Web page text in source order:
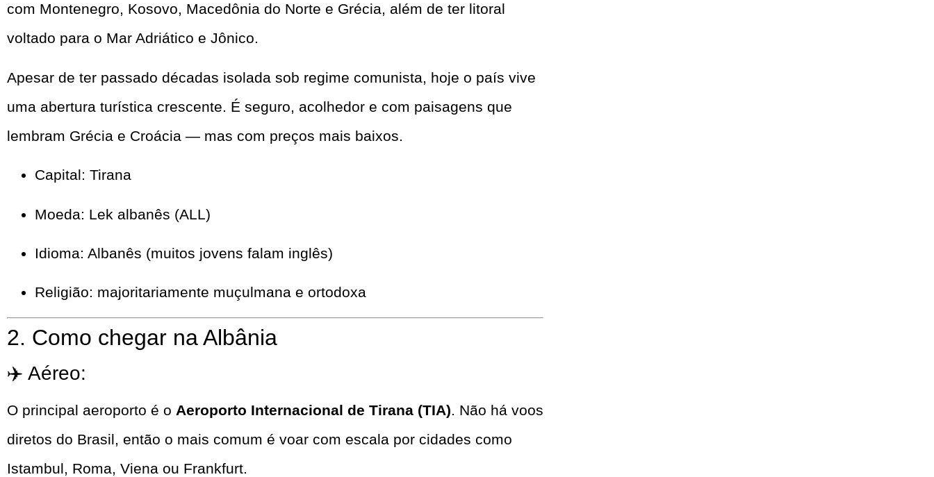
com Montenegro, Kosovo, Macedônia do Norte e Grécia, além de ter litoral
voltado para o Mar Adriático e Jônico.
Apesar de ter passado décadas isolada sob regime comunista, hoje o país vive
uma abertura turística crescente. É seguro, acolhedor e com paisagens que
lembram Grécia e Croácia — mas com preços mais baixos.
Capital: Tirana
Moeda: Lek albanês (ALL)
Idioma: Albanês (muitos jovens falam inglês)
Religião: majoritariamente muçulmana e ortodoxa
2. Como chegar na Albânia
✈️ Aéreo:
O principal aeroporto é o Aeroporto Internacional de Tirana (TIA). Não há voos
diretos do Brasil, então o mais comum é voar com escala por cidades como
Istambul, Roma, Viena ou Frankfurt.